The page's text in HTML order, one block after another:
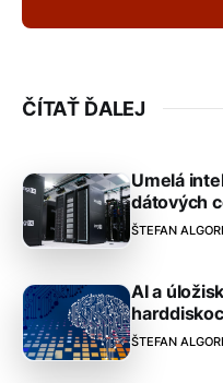
ČÍTAŤ ĎALEJ
Umelá
dátových
ŠTEFAN
AI a
ŠTEFAN